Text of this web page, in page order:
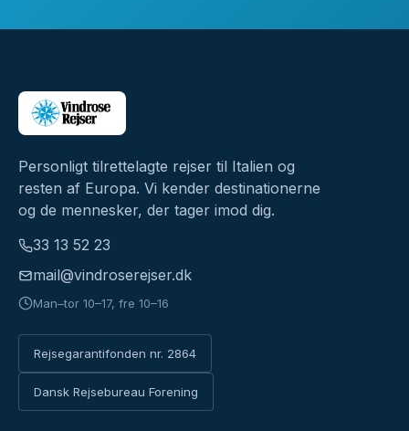
Personligt tilrettelagte rejser til Italien og
resten af Europa. Vi kender destinationerne
og de mennesker, der tager imod dig.
33 13 52 23
mail@vindroserejser.dk
Man–tor 10–17, fre 10–16
Rejsegarantifonden nr. 2864
Dansk Rejsebureau Forening